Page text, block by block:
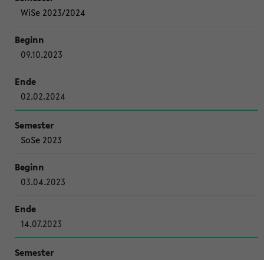
WiSe 2023/2024
09.10.2023
02.02.2024
SoSe 2023
03.04.2023
14.07.2023